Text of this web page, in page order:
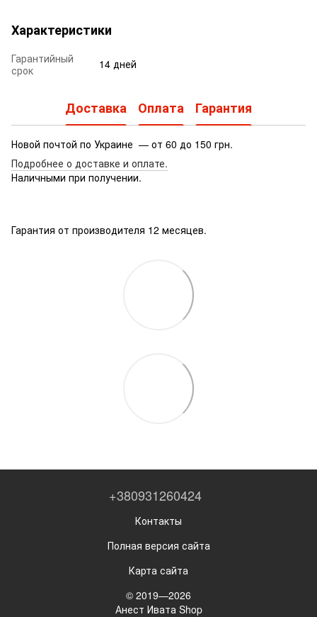
Характеристики
Гарантийный
срок
14 дней
Доставка Оплата Гарантия
Новой почтой по Украине — от 60 до 150 грн.
Подробнее о доставке и оплате.
Наличными при получении.
Гарантия от производителя 12 месяцев.
+380931260424
Контакты
Полная версия сайта
Карта сайта
© 2019—2026
Анест Ивата Shop